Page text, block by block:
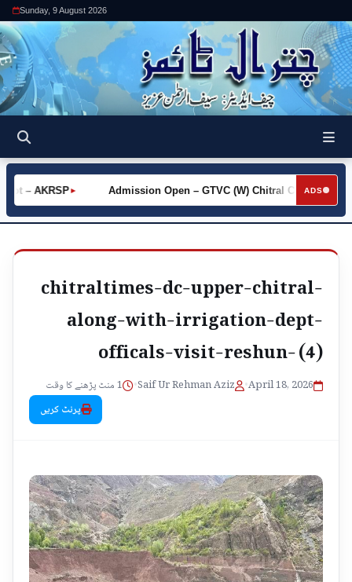
Sunday, 9 August 2026
ADS
►
– AKRSP ►
Admission Open – GTVC (W) Chitral City
chitraltimes-dc-upper-chitral-
along-with-irrigation-dept-
officals-visit-reshun- (4)
April 18, 2026
•
Saif Ur Rehman Aziz
•
1 منٹ پڑھنے کا وقت
پرنٹ کریں